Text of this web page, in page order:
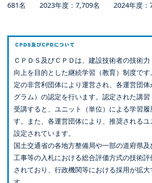
681名 2023年度：7,709名 2024年度：
ＣＰＤＳ及びＣＰＤは、建設技術者の技術力
向上を目的とした継続学習（教育）制度で
定の非営利団体により運営され、各運営団
グラム）の認定を行います。認定された講
受講すると、ユニット（単位）による学習履
す。また、各運営団体により、推奨される
設定されています。
国土交通省の各地方整備局や一部の道府県
工事等の入札における総合評価方式の技術
されており、行政機関等における採用が拡大